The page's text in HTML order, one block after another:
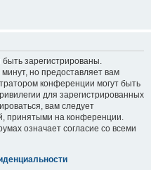
зарегистрированы.
минут, но предоставляет вам
конференции могут быть
для зарегистрированных
вам следует
принятыми на конференции.
означает согласие со всеми